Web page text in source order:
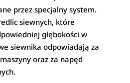
przez specjalny system.
siewnych, które
głębokości w
siewnika odpowiadają za
oraz za napęd